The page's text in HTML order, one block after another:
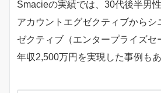
Smacieの実績では、30代後半男
アカウントエグゼクティブからシ
ゼクティブ（エンタープライズセ
年収2,500万円を実現した事例もあ